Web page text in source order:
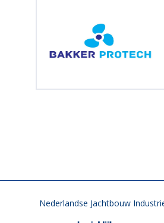
Nederlandse Jachtbouw